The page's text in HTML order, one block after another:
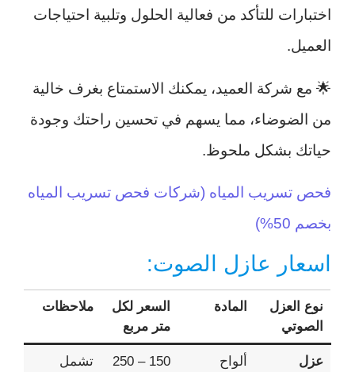
اختبارات للتأكد من فعالية الحلول وتلبية احتياجات
العميل.
🌟 مع شركة العميد، يمكنك الاستمتاع بغرف خالية
من الضوضاء، مما يسهم في تحسين راحتك وجودة
حياتك بشكل ملحوظ.
فحص تسريب المياه (شركات فحص تسريب المياه
بخصم 50%)
اسعار عازل الصوت:
نوع العزل
الصوتي
المادة
السعر لكل
متر مربع
ملاحظات
عزل
ألواح
150 – 250
تشمل